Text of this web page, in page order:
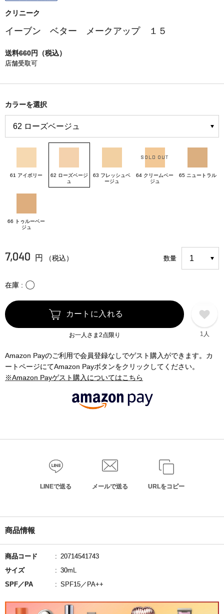
クリニーク
イーブン ベター メークアップ １５
送料660円（税込）
店舗受取可
カラーを選択
61 アイボリー
62 ローズベージ
ュ
63 フレッシュベ
ージュ
64 クリームベー
ジュ
65 ニュートラル
66 トゥルーベー
ジュ
7,040 円 （税込） 数量
在庫 〇
カートに入れる
お一人さま2点限り 1人
Amazon Payのご利用で会員登録なしでゲスト購入ができます。カ
ートページにてAmazon Payボタンをクリックしてください。
※Amazon Payゲスト購入についてはこちら
LINEで送る メールで送る URLをコピー
商品情報
商品コード
20714541743
サイズ
30mL
SPF／PA
SPF15／PA++